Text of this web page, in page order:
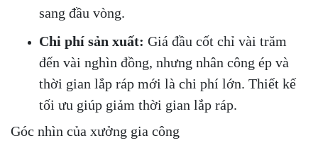
sang đầu vòng.
Chi phí sản xuất: Giá đầu cốt chỉ vài trăm
đến vài nghìn đồng, nhưng nhân công ép và
thời gian lắp ráp mới là chi phí lớn. Thiết kế
tối ưu giúp giảm thời gian lắp ráp.
Góc nhìn của xưởng gia công